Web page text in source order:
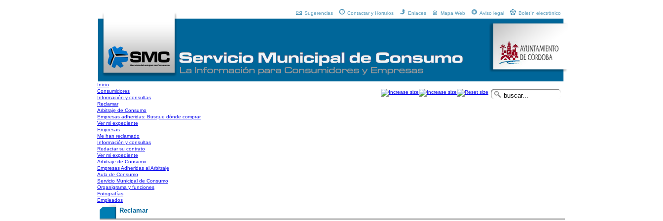
Boletín electrónico
Aviso legal
Mapa Web
Enlaces
Contactar y Horarios
Sugerencias
Inicio
Consumidores
Información y consultas
Reclamar
Arbitraje de Consumo
Empresas adheridas: Busque dónde comprar
Ver mi expediente
Empresas
Me han reclamado
Información y consultas
Redactar su contrato
Ver mi expediente
Arbitraje de Consumo
Empresas Adheridas al Arbitraje
Aula de Consumo
Servicio Municipal de Consumo
Organigrama y funciones
Fotografías
Empleados
Reclamar